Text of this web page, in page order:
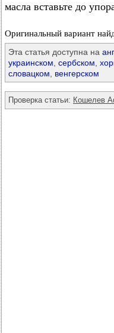
масла вставьте до
Оригинальный вариант
Эта статья доступна на
украинском сербском
словацком
венгерском
Проверка статьи: Кошелев